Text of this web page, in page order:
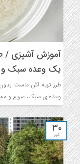
آموزش آشپزی /
یک وعده سبک
طرز تهیه آش ماست
وعده‌ای سبک، سریع و
۳۰
تیر